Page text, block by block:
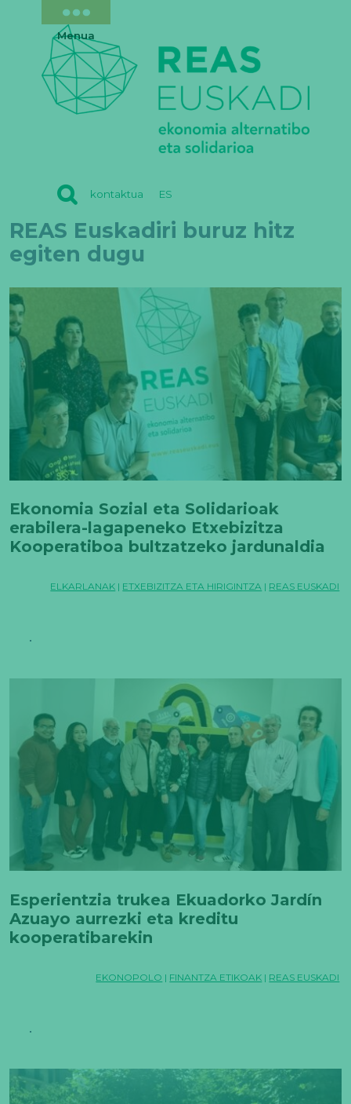
kontaktua ES
Menua
REAS Euskadiri buruz hitz
egiten dugu
Ekonomia Sozial eta Solidarioak
erabilera-lagapeneko Etxebizitza
Kooperatiboa bultzatzeko jardunaldia
ELKARLANAK | ETXEBIZITZA ETA HIRIGINTZA | REAS EUSKADI
Esperientzia trukea Ekuadorko Jardín
Azuayo aurrezki eta kreditu
kooperatibarekin
EKONOPOLO | FINANTZA ETIKOAK | REAS EUSKADI